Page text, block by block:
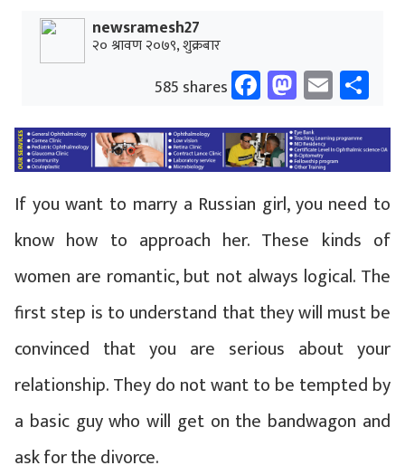
newsramesh27
२० श्रावण २०७९, शुक्रबार
585 shares Facebook
Email
If you want to marry a Russian girl, you need to
know how to approach her. These kinds of
women are romantic, but not always logical. The
first step is to understand that they will must be
convinced that you are serious about your
relationship. They do not want to be tempted by
a basic guy who will get on the bandwagon and
ask for the divorce.